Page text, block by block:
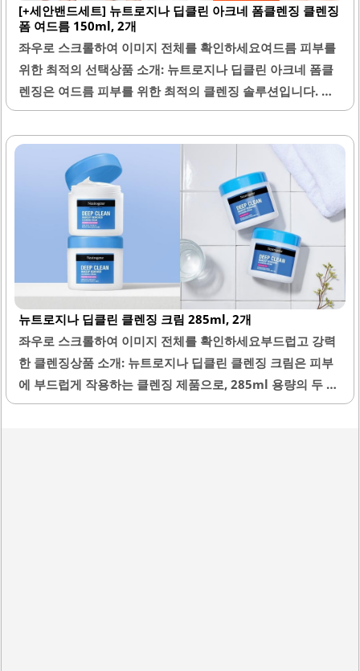
[+세안밴드세트] 뉴트로지나 딥클린 아크네 폼클렌징 클렌징
폼 여드름 150ml, 2개
좌우로 스크롤하여 이미지 전체를 확인하세요여드름 피부를
위한 최적의 선택상품 소개: 뉴트로지나 딥클린 아크네 폼클
렌징은 여드름 피부를 위한 최적의 클렌징 솔루션입니다. 이
제품은 약산성 포뮬러로 피부에 자극을 주지 않으며, 부드럽
고 매끈한 사용감을 제공합니다. 150ml 용량의 클렌징폼이
2개 포함되어 있어, 오랜 기간 동안 사용할 수 있는 경제적인
선택입니다.BHA 성분이 함유되어 있어 피지 조절에 효과적
이며, 여드름을 줄이는 데 도움을 줍니다. 또한, 세정력이 뛰
어나 화장과 유분기를 깨끗하게 제거해 줍니다. 피부과 의사
들이 추천하는 제품으로, 많은 사용자들이 만족감을 표현하
고 있습니다.배송이 빠르고 꼼꼼하게 포장되어 도착하여 더
욱 기분 좋은 구매 경험을 제공합니다. 추가로 제공되는 세안
밴드는 부드러운 소재로 제작되어 세안 시 편리함을 더해줍
니다. 이 클렌징폼은 민감한 피부를 가진 분들에게도..
뉴트로지나 딥클린 클렌징 크림 285ml, 2개
좌우로 스크롤하여 이미지 전체를 확인하세요부드럽고 강력
한 클렌징상품 소개: 뉴트로지나 딥클린 클렌징 크림은 피부
에 부드럽게 작용하는 클렌징 제품으로, 285ml 용량의 두 개
세트로 제공됩니다. 이 제품은 다양한 클렌징 방법 중에서도